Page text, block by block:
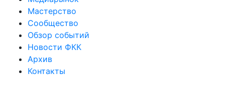
Мастерство
Сообщество
Обзор событий
Новости ФКК
Архив
Контакты